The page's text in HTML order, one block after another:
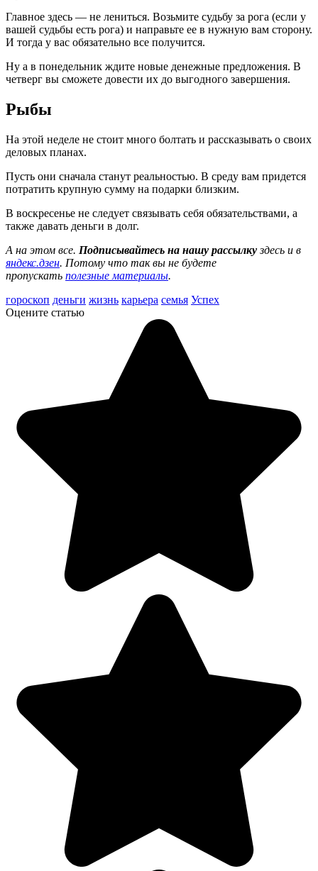
Главное здесь — не лениться. Возьмите судьбу за рога (если у
вашей судьбы есть рога) и направьте ее в нужную вам сторону.
И тогда у вас обязательно все получится.
Ну а в понедельник ждите новые денежные предложения. В
четверг вы сможете довести их до выгодного завершения.
Рыбы
На этой неделе не стоит много болтать и рассказывать о своих
деловых планах.
Пусть они сначала станут реальностью. В среду вам придется
потратить крупную сумму на подарки близким.
В воскресенье не следует связывать себя обязательствами, а
также давать деньги в долг.
А на этом все. Подписывайтесь на нашу рассылкуздесь и в
яндекс.дзен. Потому что так вы не будете
пропускать полезные материалы.
гороскоп деньги жизнь карьера семья Успех
Оцените статью